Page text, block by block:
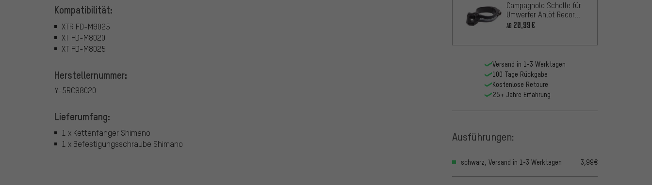
Kompatibilität:
XTR FD-M9025
XT FD-M8020
XT FD-M8025
Herstellernummer:
Y-5RC98020
Lieferumfang:
1 x Kettenfänger Shimano
1 x Befestigungsschraube Shimano
Campagnolo Schelle für
Umwerfer Anlöt Record
/ Record EPS ab Modell
AB 20,99€
Versand in 1-3 Werktagen
100 Tage Rückgabe
Kostenlose Retoure
25+ Jahre Erfahrung
Ausführungen:
schwarz, Versand in 1-3 Werktagen 3,99€